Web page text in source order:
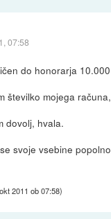
07:58
do honorarja
številko mojega
dovolj, hvala.
svoje vsebine
2011 ob 07:58)